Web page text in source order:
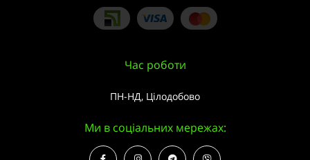
Час роботи
ПН-НД, Цілодобово
Ми в соціальних мережах: